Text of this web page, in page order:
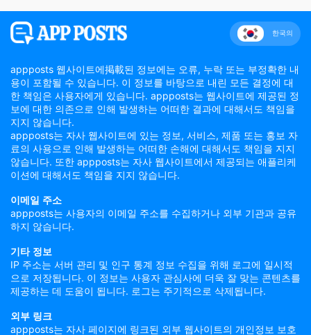
한국의
appposts 웹사이트에掲載된 정보에는 오류, 누락 또는 부정확한 내
용이 포함될 수 있습니다. 이 정보를 바탕으로 내린 모든 결정에 대
한 책임은 사용자에게 있습니다. appposts는 웹사이트에 제공된 정
보에 대한 의존으로 인해 발생하는 어떠한 결과에 대해서도 책임을
지지 않습니다.
appposts는 자사 웹사이트에 있는 정보, 서비스, 제품 또는 홍보 자
료의 사용으로 인해 발생하는 어떠한 손해에 대해서도 책임을 지지
않습니다. 또한 appposts는 자사 웹사이트에서 제공되는 애플리케
이션에 대해서도 책임을 지지 않습니다.
이메일 주소
appposts는 사용자의 이메일 주소를 수집하거나 외부 기관과 공유
하지 않습니다.
기타 정보
IP 주소는 서버 관리 및 인구 통계 정보 수집을 위해 로그에 일시적
으로 저장됩니다. 이 정보는 사용자 관심사에 더욱 잘 맞는 콘텐츠를
제공하는 데 도움이 됩니다. 로그는 주기적으로 삭제됩니다.
외부 링크
appposts는 자사 페이지에 링크된 외부 웹사이트의 개인정보 보호